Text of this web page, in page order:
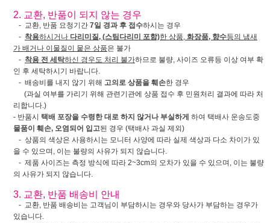
2. 교환, 반품이 되지 않는 경우
- 교환, 반품 요청기간 7일 경과 후 접수하시는 경우
- 착용하시거나 다리미질, (스팀다리미 포함)한 상품, 화장품, 향수등의 냄새
가 배거나 이물질이 뭍은 상품은 불가
- 착용 전 세탁하신 경우도 처리 불가하므로 불량, 사이즈 오류등 이상 여부 확
인 후 세탁하시기 바랍니다.
- 배송비를 내지 않기 위해 고의로 상품을 훼손한 경우
(과실 여부를 가리기 위해 관련기관에 상품 접수 후 민원처리 결과에 따라 처
리합니다.)
- 반품시 택배 포장을 수령한 대로 하지 않거나 부실하게 하여 택배사 운송도중
물품이 훼손, 오염되어 입고된 경우 (택배사 과실 제외)
- 상품의 색상은 사용하시는 모니터 사양에 따라 실제 색상과 다소 차이가 있
을 수 있으며, 이는 불량의 사유가 되지 않습니다.
- 제품 사이즈는 측정 방식에 따라 2~3cm의 오차가 있을 수 있으며, 이는 불량
의 사유가 되지 않습니다.
3. 교환, 반품 배송비 안내
- 교환, 반품 배송비는 고객님이 부담하시는 경우와 당사가 부담하는 경우가
있습니다.